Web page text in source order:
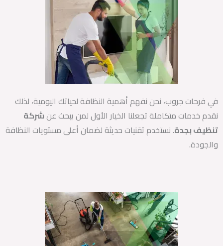
في فرحات جروب، نحن نفهم أهمية النظافة لحياتك اليومية، لذلك
نقدم خدمات متكاملة تجعلنا الخيار الأول لمن يبحث عن شركة
تنظيف بجدة. نستخدم تقنيات حديثة لضمان أعلى مستويات النظافة
والجودة.